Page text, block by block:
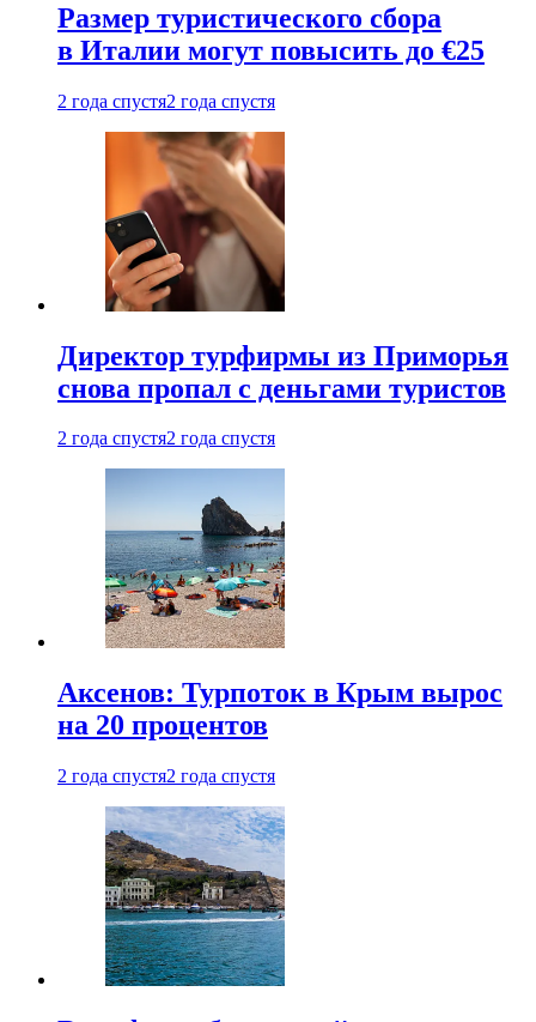
Размер туристического сбора
в Италии могут повысить до €25
2 года спустя2 года спустя
Директор турфирмы из Приморья
снова пропал с деньгами туристов
2 года спустя2 года спустя
Аксенов: Турпоток в Крым вырос
на 20 процентов
2 года спустя2 года спустя